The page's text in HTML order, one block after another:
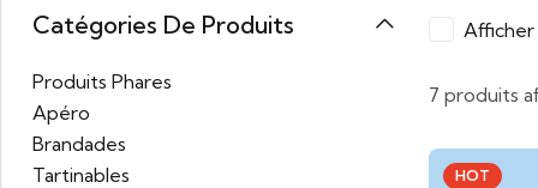
7 produits
HOT
Catégories De Produits
Produits Phares
Apéro
Brandades
Tartinables